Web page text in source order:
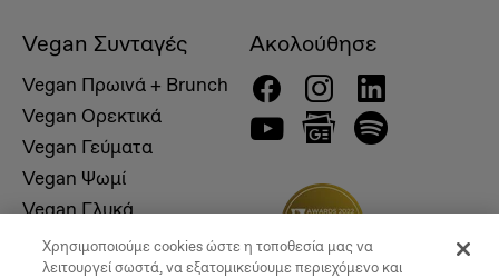
Vegan Συνταγές
Vegan Πρωινά + Brunch
Vegan Ορεκτικά
Vegan Γεύματα
Vegan Ψωμί
Vegan Γλυκά
Ακολούθησε
Χρησιμοποιούμε cookies ώστε η τοποθεσία μας να
λειτουργεί σωστά, να εξατομικεύουμε περιεχόμενο και